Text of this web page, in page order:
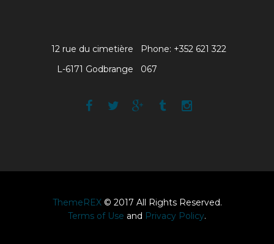
Phone: +352 621 322
067
12 rue du cimetière
L-6171 Godbrange
ThemeREX© 2017 All Rights Reserved.
Terms of Use and Privacy Policy.